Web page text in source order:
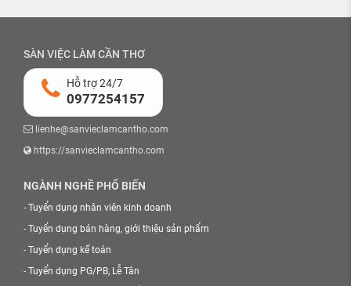
SÀN VIỆC LÀM CẦN THƠ
Hỗ trợ 24/7
0977254157
lienhe@sanvieclamcantho.com
https://sanvieclamcantho.com
NGÀNH NGHỀ PHỔ BIẾN
- Tuyển dụng nhân viên kinh doanh
- Tuyển dụng bán hàng, giới thiệu sản phẩm
- Tuyển dụng kế toán
- Tuyển dụng PG/PB, Lễ Tân